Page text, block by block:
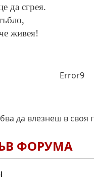
да сгрея.
живея!
Error9
да влезнеш в своя
ФОРУМА